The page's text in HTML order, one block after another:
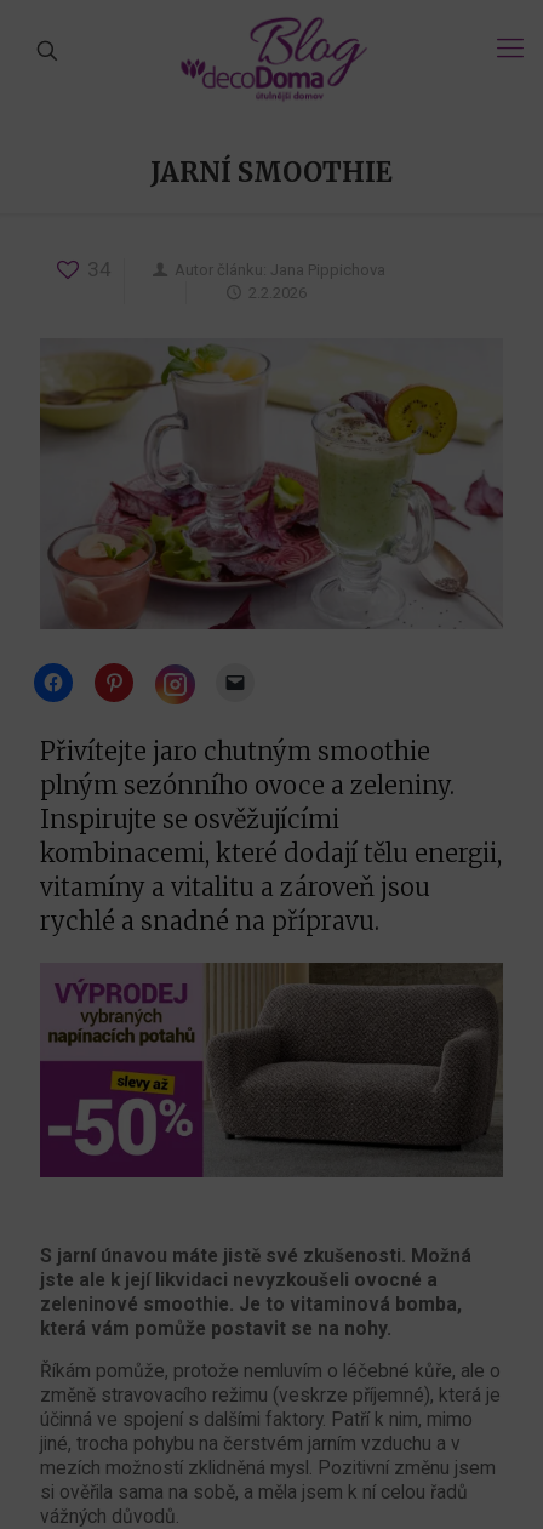
JARNÍ SMOOTHIE
34 Autor článku: Jana Pippichova
2.2.2026
Click
to
Facebook
(Opens
new
window)
Click
to
Pinterest
(Opens
new
window)
share
on
Instagram
(Opens
in
new
window)
link
to
friend
(Opens
in
new
window)
Přivítejte jaro chutným smoothie
plným sezónního ovoce a zeleniny.
Inspirujte se osvěžujícími
kombinacemi, které dodají tělu energii,
vitamíny a vitalitu a zároveň jsou
rychlé a snadné na přípravu.
S jarní únavou máte jistě své zkušenosti. Možná
jste ale k její likvidaci nevyzkoušeli ovocné a
zeleninové smoothie. Je to vitaminová bomba,
která vám pomůže postavit se na nohy.
Říkám pomůže, protože nemluvím o léčebné kůře, ale o
změně stravovacího režimu (veskrze příjemné), která je
účinná ve spojení s dalšími faktory. Patří k nim, mimo
jiné, trocha pohybu na čerstvém jarním vzduchu a v
mezích možností zklidněná mysl. Pozitivní změnu jsem
si ověřila sama na sobě, a měla jsem k ní celou řadů
vážných důvodů.